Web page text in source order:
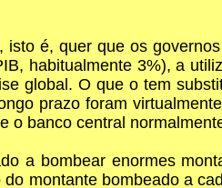
é, quer que os
habitualmente 3%), a
global. O que o tem
prazo foram
o banco central
a bombear enormes
montante bombeado a